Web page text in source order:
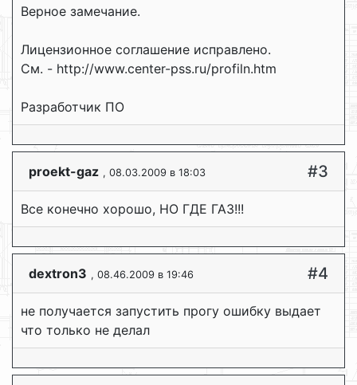
Верное замечание.
Лицензионное соглашение исправлено.
См. - http://www.center-pss.ru/profiln.htm
Разработчик ПО
proekt-gaz , 08.03.2009 в 18:03 #3
Все конечно хорошо, НО ГДЕ ГАЗ!!!
dextron3 , 08.46.2009 в 19:46 #4
не получается запустить прогу ошибку выдает
что только не делал